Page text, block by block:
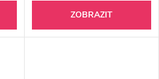
ZOBRAZIT